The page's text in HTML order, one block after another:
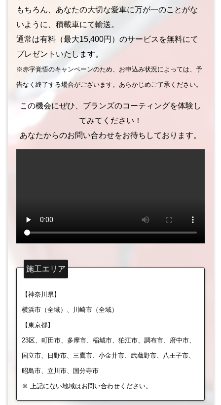
もちろん、あなたの大切な愛車に万が一のことがな
いように、積載車にて輸送。
通常は有料（最大15,400円）のサービスを無料にて
プレゼントいたします。
※赤字覚悟のキャンペーンのため、お申込み状況によっては、予
告なく終了する場合がございます。あらかじめご了承ください。
この機会にぜひ、ブランズのコーティングを体験し
てみてください！
あなたからのお問い合わせをお待ちしております。
施工エリア
【神奈川県】
横浜市（全域）、川崎市（全域）
【東京都】
23区、町田市、多摩市、稲城市、狛江市、調布市、府中市、
国立市、日野市、三鷹市、小金井市、武蔵野市、八王子市、
昭島市、立川市、国分寺市
※ 上記にない地域はお問い合わせください。